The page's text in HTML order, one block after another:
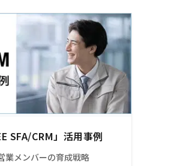
SFA/CRM」活用事例
業メンバーの育成戦略